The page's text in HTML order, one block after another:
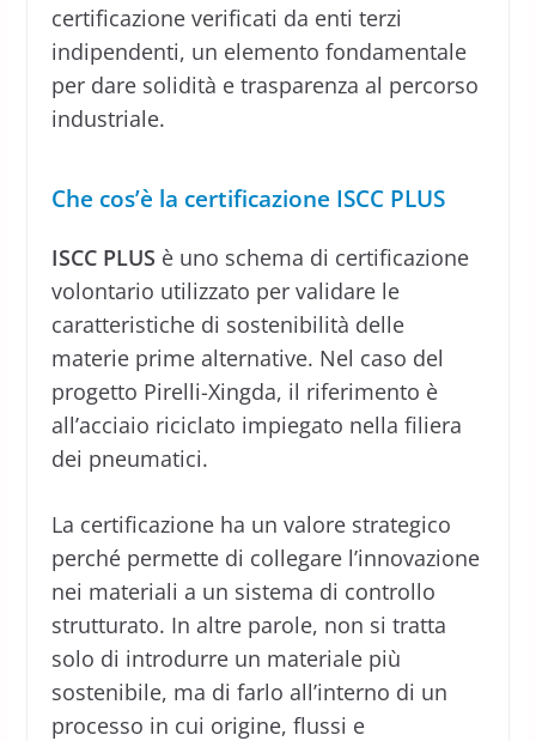
certificazione verificati da enti terzi
indipendenti, un elemento fondamentale
per dare solidità e trasparenza al percorso
industriale.
Che cos’è la certificazione ISCC PLUS
ISCC PLUS è uno schema di certificazione
volontario utilizzato per validare le
caratteristiche di sostenibilità delle
materie prime alternative. Nel caso del
progetto Pirelli-Xingda, il riferimento è
all’acciaio riciclato impiegato nella filiera
dei pneumatici.
La certificazione ha un valore strategico
perché permette di collegare l’innovazione
nei materiali a un sistema di controllo
strutturato. In altre parole, non si tratta
solo di introdurre un materiale più
sostenibile, ma di farlo all’interno di un
processo in cui origine, flussi e